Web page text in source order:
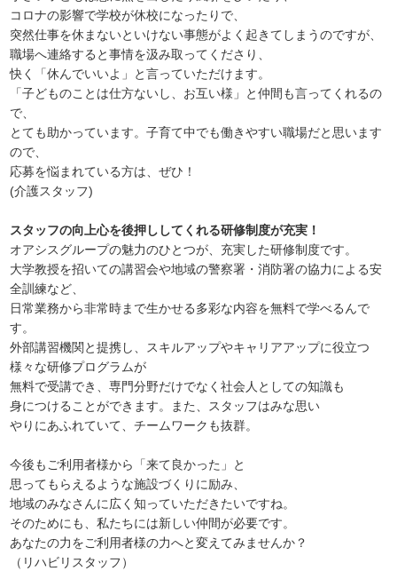
コロナの影響で学校が休校になったりで、
突然仕事を休まないといけない事態がよく起きてしまうのですが、
職場へ連絡すると事情を汲み取ってくださり、
快く「休んでいいよ」と言っていただけます。
「子どものことは仕方ないし、お互い様」と仲間も言ってくれるの
で、
とても助かっています。子育て中でも働きやすい職場だと思います
ので、
応募を悩まれている方は、ぜひ！
(介護スタッフ)
スタッフの向上心を後押ししてくれる研修制度が充実！
オアシスグループの魅力のひとつが、充実した研修制度です。
大学教授を招いての講習会や地域の警察署・消防署の協力による安
全訓練など、
日常業務から非常時まで生かせる多彩な内容を無料で学べるんで
す。
外部講習機関と提携し、スキルアップやキャリアアップに役立つ
様々な研修プログラムが
無料で受講でき、専門分野だけでなく社会人としての知識も
身につけることができます。また、スタッフはみな思い
やりにあふれていて、チームワークも抜群。
今後もご利用者様から「来て良かった」と
思ってもらえるような施設づくりに励み、
地域のみなさんに広く知っていただきたいですね。
そのためにも、私たちには新しい仲間が必要です。
あなたの力をご利用者様の力へと変えてみませんか？
（リハビリスタッフ）